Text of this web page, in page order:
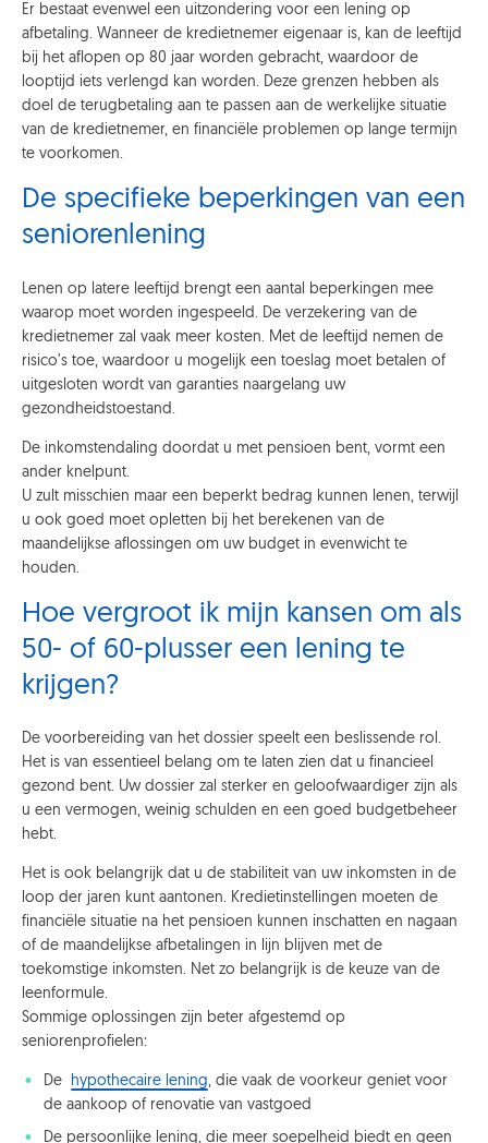
Er bestaat evenwel een uitzondering voor een lening op
afbetaling. Wanneer de kredietnemer eigenaar is, kan de leeftijd
bij het aflopen op 80 jaar worden gebracht, waardoor de
looptijd iets verlengd kan worden. Deze grenzen hebben als
doel de terugbetaling aan te passen aan de werkelijke situatie
van de kredietnemer, en financiële problemen op lange termijn
te voorkomen.
De specifieke beperkingen van een
seniorenlening
Lenen op latere leeftijd brengt een aantal beperkingen mee
waarop moet worden ingespeeld. De verzekering van de
kredietnemer zal vaak meer kosten. Met de leeftijd nemen de
risico’s toe, waardoor u mogelijk een toeslag moet betalen of
uitgesloten wordt van garanties naargelang uw
gezondheidstoestand.
De inkomstendaling doordat u met pensioen bent, vormt een
ander knelpunt.
U zult misschien maar een beperkt bedrag kunnen lenen, terwijl
u ook goed moet opletten bij het berekenen van de
maandelijkse aflossingen om uw budget in evenwicht te
houden.
Hoe vergroot ik mijn kansen om als
50- of 60-plusser een lening te
krijgen?
De voorbereiding van het dossier speelt een beslissende rol.
Het is van essentieel belang om te laten zien dat u financieel
gezond bent. Uw dossier zal sterker en geloofwaardiger zijn als
u een vermogen, weinig schulden en een goed budgetbeheer
hebt.
Het is ook belangrijk dat u de stabiliteit van uw inkomsten in de
loop der jaren kunt aantonen. Kredietinstellingen moeten de
financiële situatie na het pensioen kunnen inschatten en nagaan
of de maandelijkse afbetalingen in lijn blijven met de
toekomstige inkomsten. Net zo belangrijk is de keuze van de
leenformule.
Sommige oplossingen zijn beter afgestemd op
seniorenprofielen:
De hypothecaire lening, die vaak de voorkeur geniet voor
de aankoop of renovatie van vastgoed
De persoonlijke lening, die meer soepelheid biedt en geen